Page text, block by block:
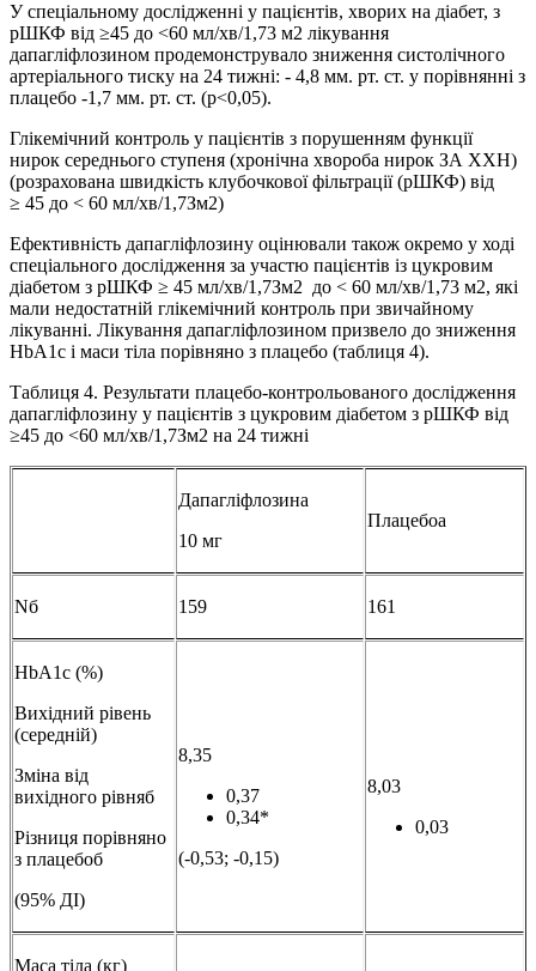
У спеціальному дослідженні у пацієнтів, хворих на діабет, з
рШКФ від ≥45 до <60 мл/хв/1,73 м2 лікування
дапагліфлозином продемонструвало зниження систолічного
артеріального тиску на 24 тижні: - 4,8 мм. рт. ст. у порівнянні з
плацебо -1,7 мм. рт. ст. (р<0,05).
Глікемічний контроль у пацієнтів з порушенням функції
нирок середнього ступеня (хронічна хвороба нирок ЗА ХХН)
(розрахована швидкість клубочкової фільтрації (рШКФ) від
≥ 45 до < 60 мл/хв/1,7Зм2)
Ефективність дапагліфлозину оцінювали також окремо у ході
спеціального дослідження за участю пацієнтів із цукровим
діабетом з рШКФ ≥ 45 мл/хв/1,7Зм2 до < 60 мл/хв/1,73 м2, які
мали недостатній глікемічний контроль при звичайному
лікуванні. Лікування дапагліфлозином призвело до зниження
HbA1c і маси тіла порівняно з плацебо (таблиця 4).
Таблиця 4. Результати плацебо-контрольованого дослідження
дапагліфлозину у пацієнтів з цукровим діабетом з рШКФ від
≥45 до <60 мл/хв/1,7Зм2 на 24 тижні
Дапагліфлозина
10 мг
Плацебоа
Nб 159 161
HbA1c (%)
Вихідний рівень
(середній)
Зміна від
вихідного рівняб
Різниця порівняно
з плацебоб
(95% ДІ)
8,35
0,37
0,34*
(-0,53; -0,15)
8,03
0,03
Маса тіла (кг)